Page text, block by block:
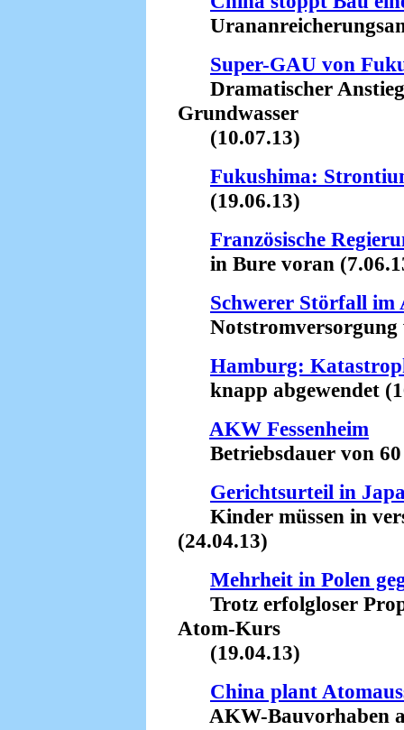
Super-GAU von
Dramatischer
Grundwasser
(10.07.13)
Fukushima:
(19.06.13)
Französische
in Bure voran
Schwerer Störfall
Notstromversorgung
Hamburg:
knapp abgewendet
AKW Fessenheim
Betriebsdauer von 60
Gerichtsurteil in
Kinder müssen in
(24.04.13)
Mehrheit in Polen
Trotz erfolgloser
Atom-Kurs
(19.04.13)
China plant
AKW-Bauvorhaben